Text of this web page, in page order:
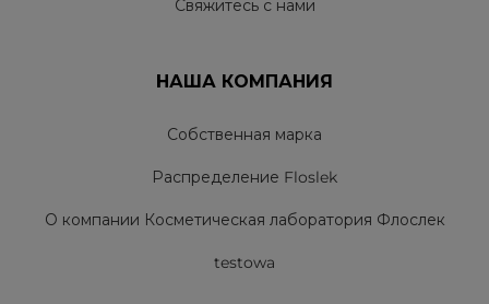
Свяжитесь с нами
НАША КОМПАНИЯ
Собственная марка
Распределение Floslek
О компании Косметическая лаборатория Флослек
testowa